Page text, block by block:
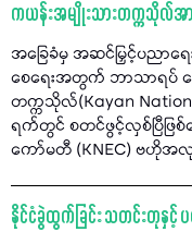
ကယန်းအမျိုးသားတက္ကသိုလ်အာ
အခြေခံမှ အဆင်မြှင့်ပညာ
စေရေးအတွက် ဘာသာရပ် ခ
တက္ကသိုလ်(Kayan
ရက်တွင် စတင်ဖွင့်လှစ်ပြီဖြစ်
ကော်မတီ (KNEC) ဗဟို
နိုင်ငံခွဲထွက်ခြင်း သတင်းတုနှ